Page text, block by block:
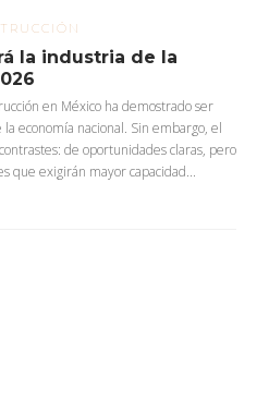
la industria de la
en México ha demostrado ser
economía nacional. Sin embargo, el
de oportunidades claras, pero
que exigirán mayor capacidad...